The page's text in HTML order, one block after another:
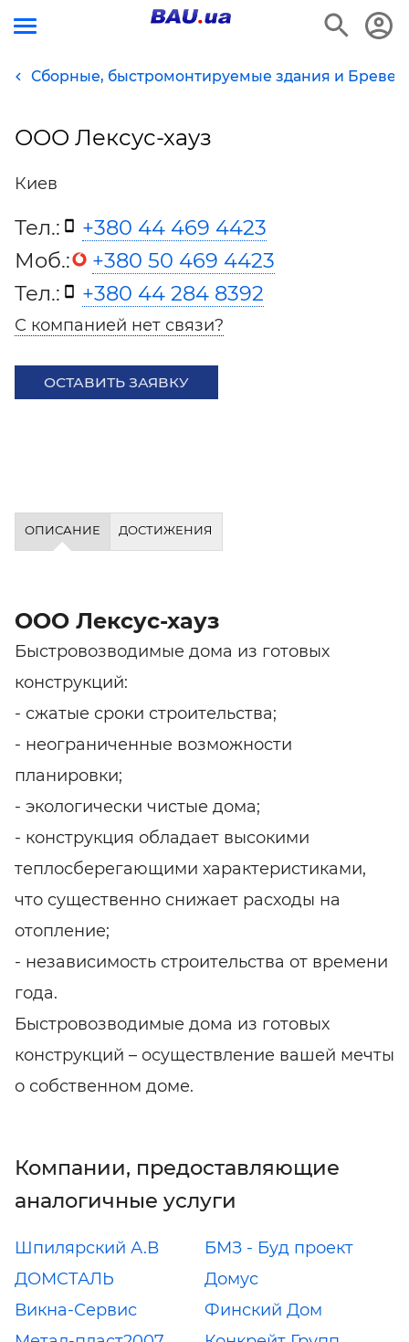
Сборные, быстромонтируемые здания и
ООО Лексус-хауз
Киев
Тел.:
+380 44 469 4423
Моб.:
+380 50 469 4423
Тел.:
+380 44 284 8392
С компанией нет связи?
ОСТАВИТЬ ЗАЯВКУ
ОПИСАНИЕ ДОСТИЖЕНИЯ
ООО Лексус-хауз
Быстровозводимые дома из готовых
конструкций:
- сжатые сроки строительства;
- неограниченные возможности
планировки;
- экологически чистые дома;
- конструкция обладает высокими
теплосберегающими характеристиками,
что существенно снижает расходы на
отопление;
- независимость строительства от времени
года.
Быстровозводимые дома из готовых
конструкций – осуществление вашей мечты
о собственном доме.
Компании, предоставляющие
аналогичные услуги
Шпилярский А.В
БМЗ - Буд проект
ДОМСТАЛЬ
Домус
Викна-Сервис
Финский Дом